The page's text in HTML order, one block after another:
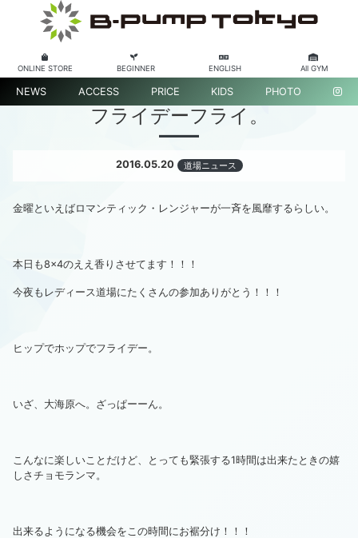
ONLINE STORE BEGINNER ENGLISH All GYM
NEWS ACCESS PRICE KIDS PHOTO
フライデーフライ。
2016.05.20 道場ニュース
金曜といえばロマンティック・レンジャーが一斉を風靡するらしい。
本日も8×4のええ香りさせてます！！！
今夜もレディース道場にたくさんの参加ありがとう！！！
ヒップでホップでフライデー。
いざ、大海原へ。ざっぱーーん。
こんなに楽しいことだけど、とっても緊張する1時間は出来たときの嬉
しさチョモランマ。
出来るようになる機会をこの時間にお裾分け！！！